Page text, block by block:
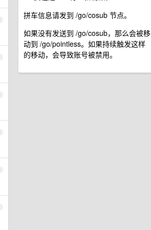
拼车信息请发到 /go/cosub 节点。
如果没有发送到 /go/cosub，那么会被移
动到 /go/pointless。如果持续触发这样
的移动，会导致账号被禁用。